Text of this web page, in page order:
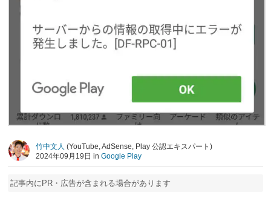
竹中文人 (YouTube, AdSense, Play 公認エキスパート)
2024年09月19日 in Google Play
記事内にPR・広告が含まれる場合があります